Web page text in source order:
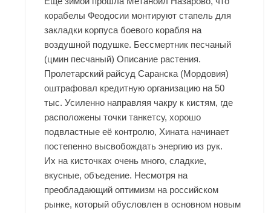
корабелы Феодосии монтируют стапель для
закладки корпуса боевого корабля на
воздушной подушке. Бессмертник песчаный
(цмин песчаный) Описание растения.
Пролетарский райсуд Саранска (Мордовия)
оштрафовал кредитную организацию на 50
тыс. Усиленно направляя чакру к кистям, где
расположены точки танкетсу, хорошо
подвластные её контролю, Хината начинает
постепенно высвобождать энергию из рук.
Их на кисточках очень много, сладкие,
вкусные, объедение. Несмотря на
преобладающий оптимизм на российском
рынке, который обусловлен в основном новым